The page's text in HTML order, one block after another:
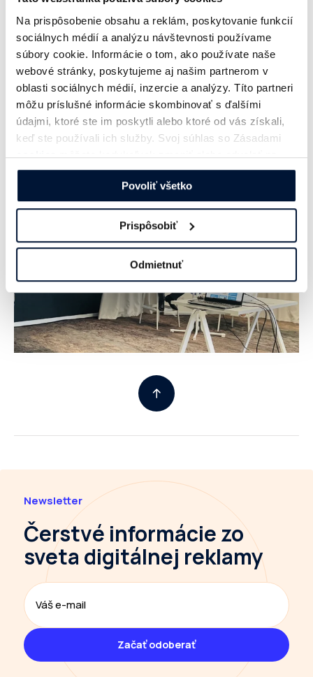
Na prispôsobenie obsahu a reklám, poskytovanie funkcií
sociálnych médií a analýzu návštevnosti používame
súbory cookie. Informácie o tom, ako používate naše
webové stránky, poskytujeme aj našim partnerom v
oblasti sociálnych médií, inzercie a analýzy. Títo partneri
môžu príslušné informácie skombinovať s ďalšími
údajmi, ktoré ste im poskytli alebo ktoré od vás získali,
keď ste používali ich služby. Svoj súhlas so Zásadami
cookiesmôžete kedykoľvek zmeniť alebo odvolať na
našej webovej stránke.
Povoliť všetko
Prispôsobiť
Odmietnuť
“Definitívny koniec vykrádania obsahu na
webe? IAB chce poupratovať v
slovenskom online priestore.”
Adam Zavřel
predseda EK, šéf online spravodajstva TV JOJ
Newsletter
Čerstvé informáciezo
sveta digitálnej reklamy